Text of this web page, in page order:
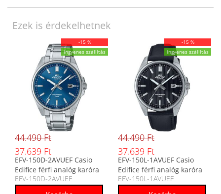
Ezek is érdekelhetnek
-15 %
ingyenes szállítás
44.490 Ft
37.639 Ft
EFV-150D-2AVUEF Casio
Edifice férfi analóg karóra
EFV-150D-2AVUEF
-15 %
ingyenes szállítás
44.490 Ft
37.639 Ft
EFV-150L-1AVUEF Casio
Edifice férfi analóg karóra
EFV-150L-1AVUEF